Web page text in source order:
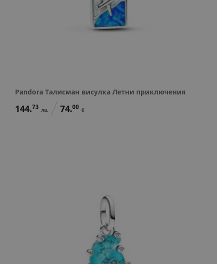
Pandora Талисман висулка Летни приключения
144.73 лв. 74.00 €